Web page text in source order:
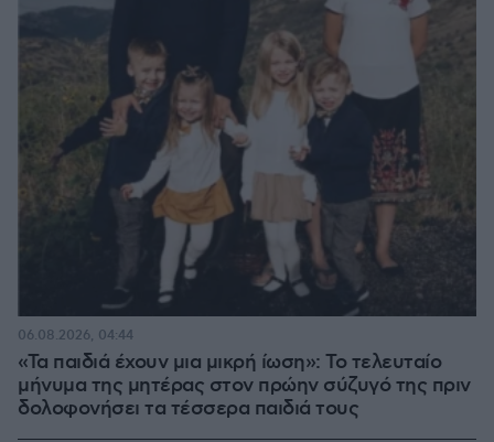
«Τα παιδιά έχουν μια μικρή ίωση»: Το τελευταίο
μήνυμα της μητέρας στον πρώην σύζυγό της πριν
δολοφονήσει τα τέσσερα παιδιά τους
06.08.2026, 04:44